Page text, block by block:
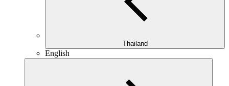
Thailand
English